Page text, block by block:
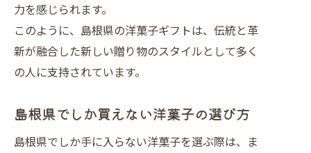
島根県の有名洋菓子を贈るならこれが
おすすめ
地元で愛される洋菓子の特徴と魅力を
紹介
解説
お土産にも喜ばれる島根県洋菓子の選
力を感じられます。
このように、島根県の洋菓子ギフトは、伝統と革
新が融合した新しい贈り物のスタイルとして多く
の人に支持されています。
島根県でしか買えない洋菓子の選び方
島根県でしか手に入らない洋菓子を選ぶ際は、ま